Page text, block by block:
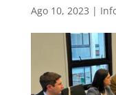
Ago 10, 2023 |